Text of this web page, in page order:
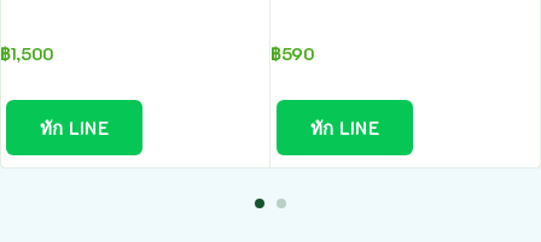
฿1,500
ทัก LINE
฿590
ทัก LINE